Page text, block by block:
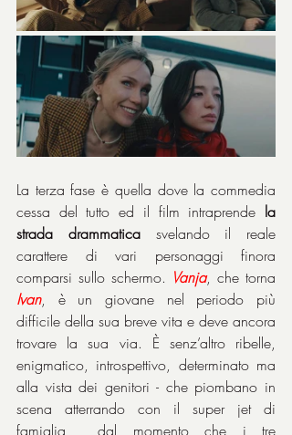
La terza fase è quella dove la commedia
cessa del tutto ed il film intraprende la
strada drammatica svelando il reale
carattere di vari personaggi finora
comparsi sullo schermo. Vanja
Ivan, è un giovane nel periodo più
difficile della sua breve vita e deve ancora
trovare la sua via. È senz’altro ribelle,
enigmatico, introspettivo, determinato ma
alla vista dei genitori - che piombano in
scena atterrando con il super jet di
famiglia  dal momento che i tre